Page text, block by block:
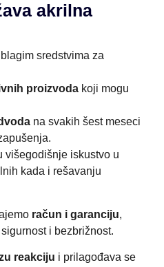
akrilna
blagim sredstvima za
proizvoda koji mogu
na svakih šest meseci
višegodišnje iskustvo u
kada i rešavanju
račun i garanciju,
i bezbrižnost.
reakciju i prilagođava se